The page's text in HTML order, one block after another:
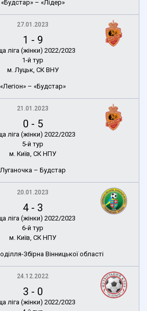
«Будстар» – «Лідер»
27.01.2023
1 - 9
ліга (жінки) 2022/2023
1-й тур
м. Луцьк, СК ВНУ
«Легіон» – «Будстар»
21.01.2023
0 - 5
ліга (жінки) 2022/2023
5-й тур
м. Київ, СК НПУ
Луганочка – Будстар
20.01.2023
4- 3
ліга (жінки) 2022/2023
6-й тур
м. Київ, СК НПУ
Збірна Вінницької області
24.12.2022
3 - 0
ліга (жінки) 2022/2023